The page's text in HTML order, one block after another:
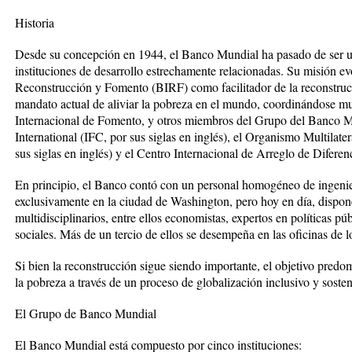
Historia
Desde su concepción en 1944, el Banco Mundial ha pasado de ser
instituciones de desarrollo estrechamente relacionadas. Su misión
Reconstrucción y Fomento (BIRF) como facilitador de la
mandato actual de aliviar la pobreza en el mundo, coordinándose
Internacional de Fomento, y otros miembros del Grupo del Banco
International (IFC, por sus siglas en inglés), el Organismo
sus siglas en inglés) y el Centro Internacional de Arreglo de
En principio, el Banco contó con un personal homogéneo de
exclusivamente en la ciudad de Washington, pero hoy en día,
multidisciplinarios, entre ellos economistas, expertos en políticas
sociales. Más de un tercio de ellos se desempeña en las oficinas de
Si bien la reconstrucción sigue siendo importante, el objetivo
la pobreza a través de un proceso de globalización inclusivo y
El Grupo de Banco Mundial
El Banco Mundial está compuesto por cinco instituciones: